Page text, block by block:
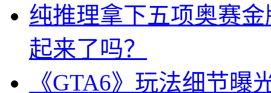
纯推理拿下五项奥赛
起来了吗？
《GTA6》玩法细节